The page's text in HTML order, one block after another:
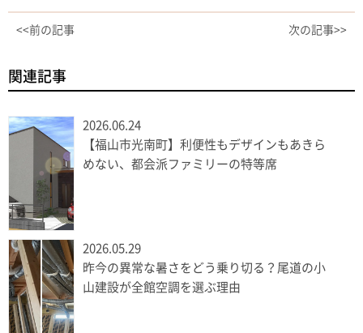
<<前の記事 次の記事>>
関連記事
2026.06.24
【福山市光南町】利便性もデザインもあきら
めない、都会派ファミリーの特等席
2026.05.29
昨今の異常な暑さをどう乗り切る？尾道の小
山建設が全館空調を選ぶ理由